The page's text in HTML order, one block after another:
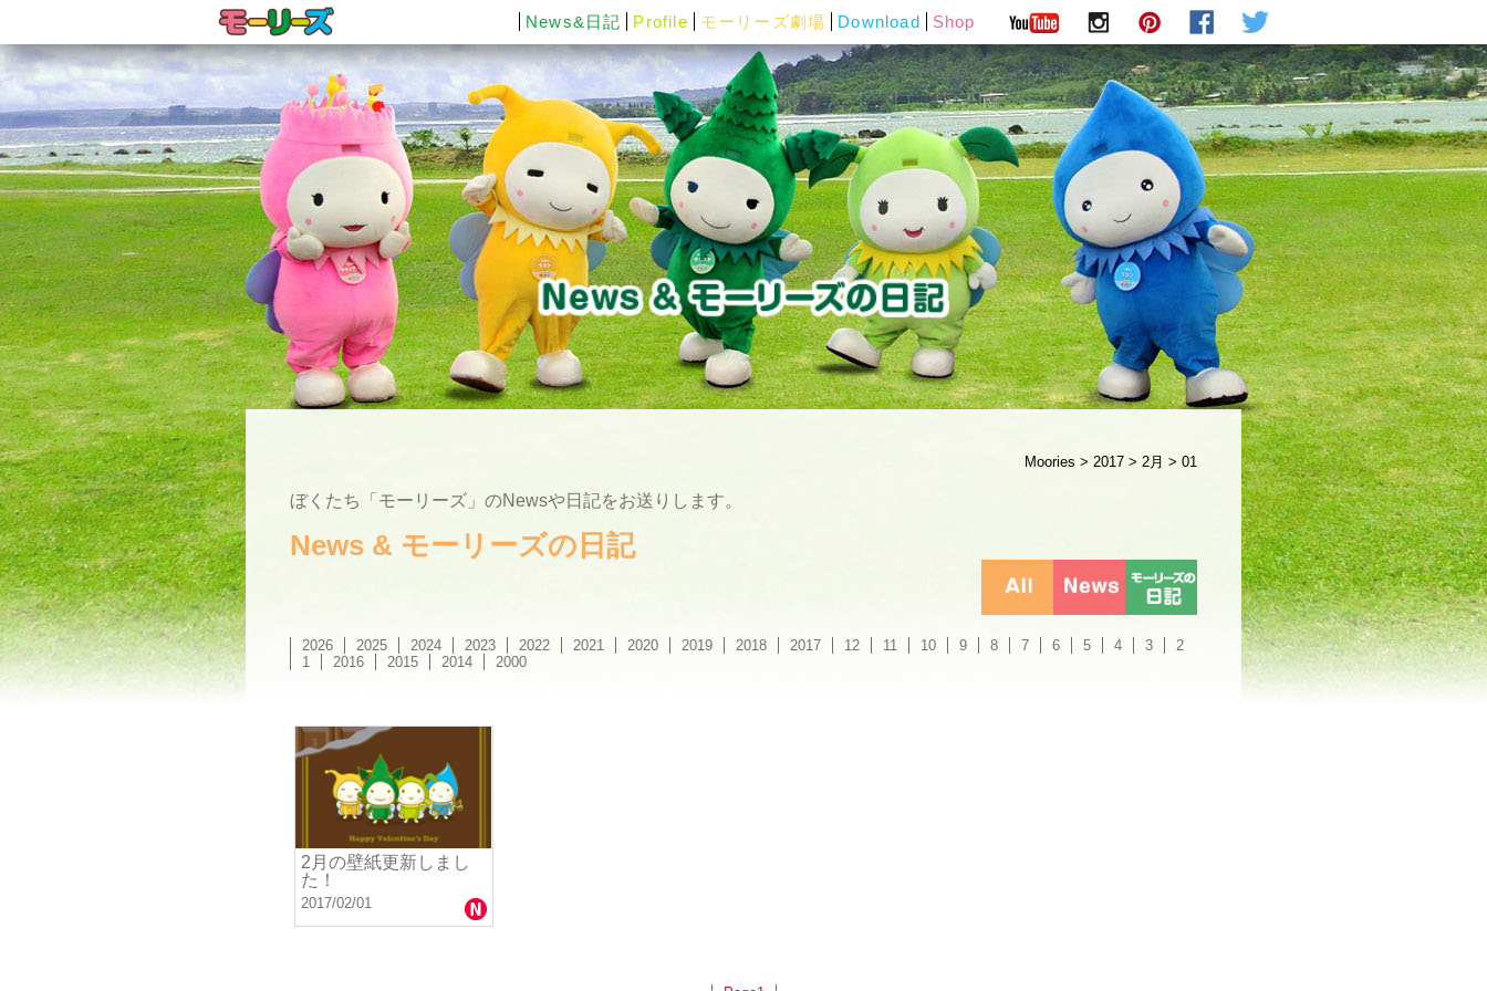
News&日記 Profile モーリーズ劇場 Download Shop
Moories > 2017 > 2月 > 01
ぼくたち「モーリーズ」のNewsや日記をお送りします。
News & モーリーズの日記
2026 2025 2024 2023 2022 2021 2020 2019 2018 2017 12 11 10 9 8 7 6 5 4 3
2
1
2016 2015 2014 2000
2月の壁紙更新しまし
た！
2017/02/01